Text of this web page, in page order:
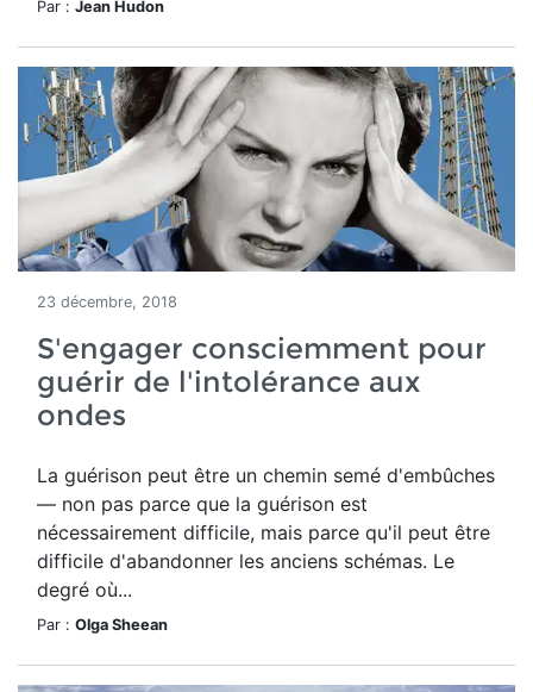
Par : Jean Hudon
23 décembre, 2018
S'engager consciemment pour
guérir de l'intolérance aux
ondes
La guérison peut être un chemin semé d'embûches
— non pas parce que la guérison est
nécessairement difficile, mais parce qu'il peut être
difficile d'abandonner les anciens schémas. Le
degré où...
Par : Olga Sheean